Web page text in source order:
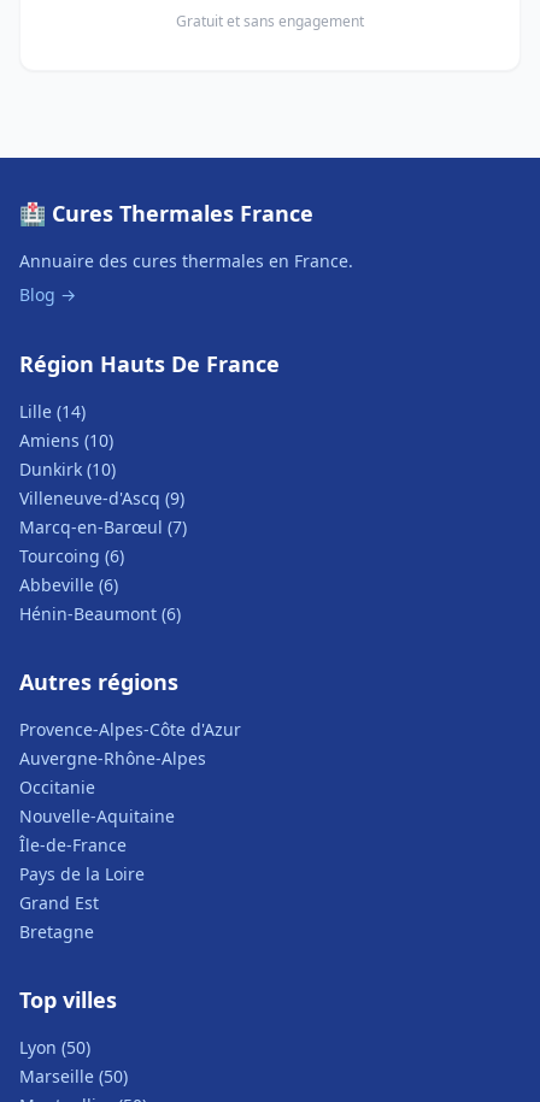
Gratuit et sans engagement
🏥 Cures Thermales France
Annuaire des cures thermales en France.
Blog →
Région Hauts De France
Lille (14)
Amiens (10)
Dunkirk (10)
Villeneuve-d'Ascq (9)
Marcq-en-Barœul (7)
Tourcoing (6)
Abbeville (6)
Hénin-Beaumont (6)
Autres régions
Provence-Alpes-Côte d'Azur
Auvergne-Rhône-Alpes
Occitanie
Nouvelle-Aquitaine
Île-de-France
Pays de la Loire
Grand Est
Bretagne
Top villes
Lyon (50)
Marseille (50)